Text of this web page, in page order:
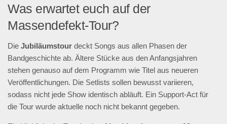
Was erwartet euch auf der
Massendefekt-Tour?
Die Jubiläumstour deckt Songs aus allen Phasen der
Bandgeschichte ab. Ältere Stücke aus den Anfangsjahren
stehen genauso auf dem Programm wie Titel aus neueren
Veröffentlichungen. Die Setlists sollen bewusst variieren,
sodass nicht jede Show identisch abläuft. Ein Support-Act für
die Tour wurde aktuelle noch nicht bekannt gegeben.